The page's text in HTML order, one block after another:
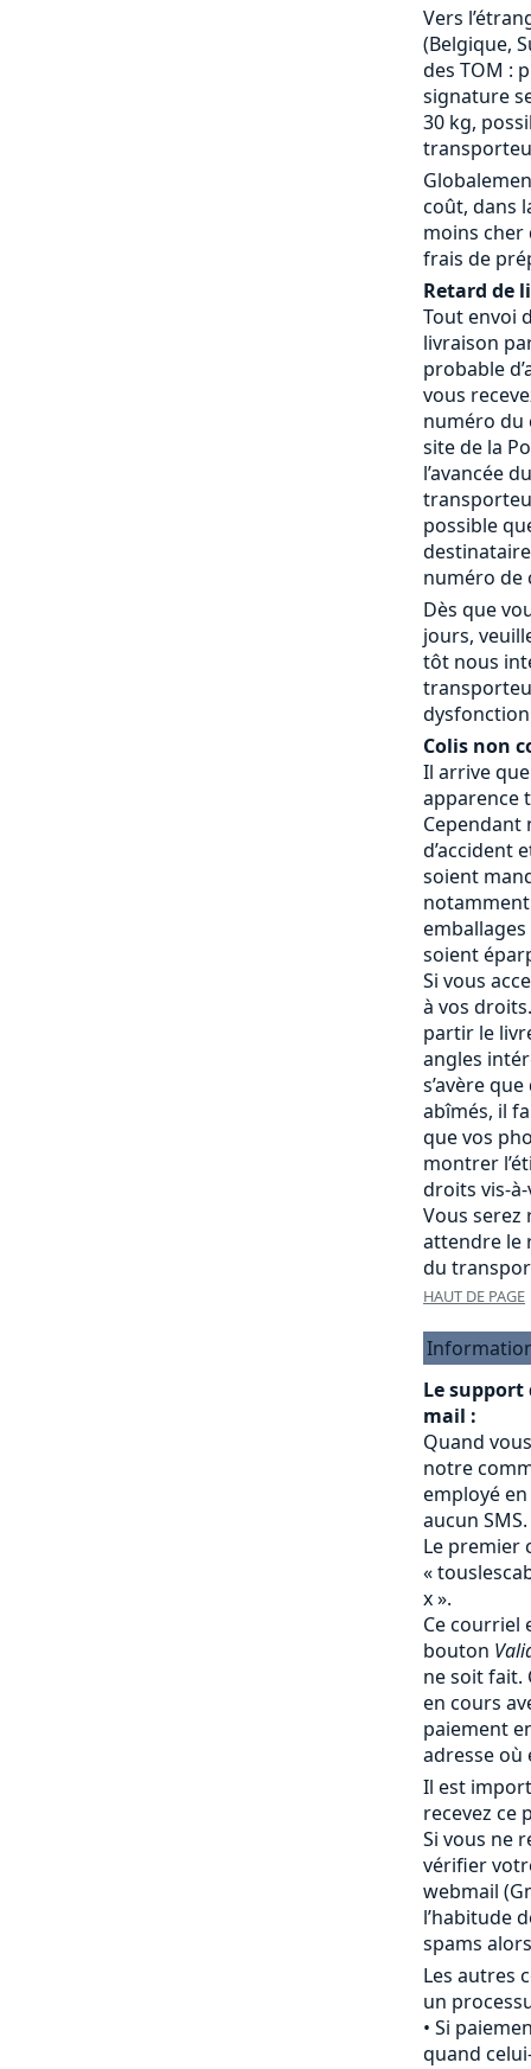
Vers
(Belgique,
des TOM :
signature
30 kg,
coût, dans
moins cher
frais de
Retard de
Tout envoi
livraison
probable
vous
numéro du
site de la
l’avancée
possible
numéro de
Dès que
jours,
tôt nous
Colis non
Il arrive
apparence
Cependant
d’accident
soient
emballages
soient
Si vous
à vos
partir le
angles
s’avère
abîmés, il
que vos
montrer
droits vis-
Vous serez
attendre le
du
HAUT DE PAGE
Le
mail :
Quand
notre
employé en
aucun SMS.
Le premier
«
x ».
Ce courriel
bouton
ne soit fait.
en cours
paiement
adresse où
Il est
recevez ce
Si vous ne
vérifier
webmail
l’habitude
spams
Les autres
un
Si
quand